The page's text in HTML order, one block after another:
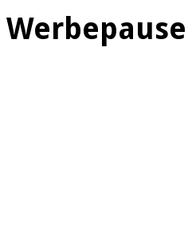
Werbepause